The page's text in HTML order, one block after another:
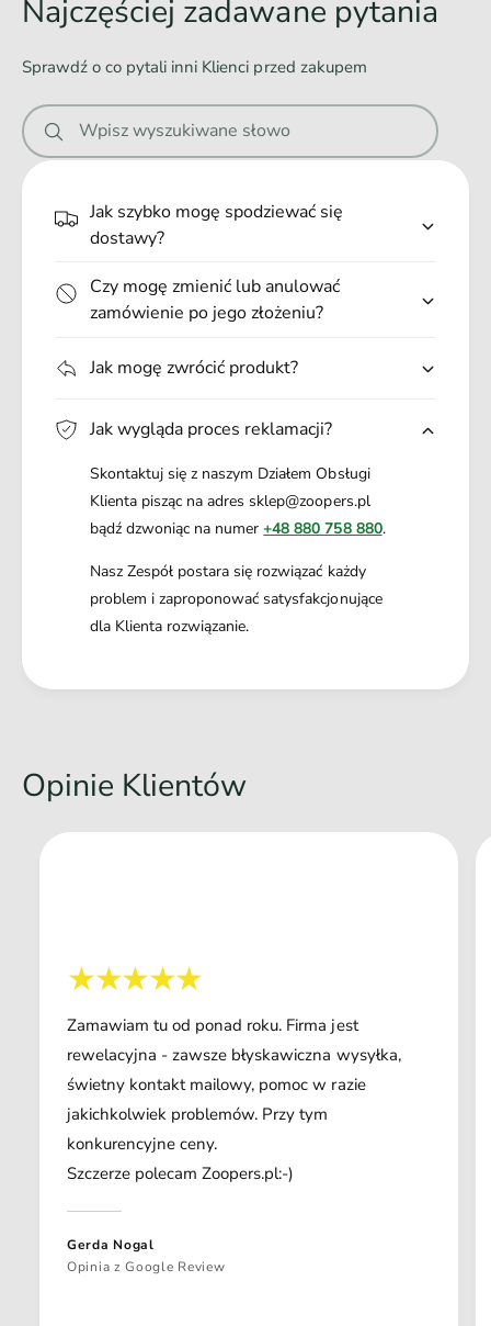
r
y
o
t
e
r
y
K
o
Opcje grawerowania, tylko drukowane litery:
rzędzie (ze spacjami)
w
i
e
Najczęściej zadawane pytania
Sprawdź o co pytali inni Klienci przed zakupem
Wpisz wyszukiwane słowo
Jak szybko mogę spodziewać się
dostawy?
Czy mogę zmienić lub anulować
zamówienie po jego złożeniu?
Jak mogę zwrócić produkt?
Jak wygląda proces reklamacji?
Skontaktuj się z naszym Działem Obsługi
Klienta pisząc na adres sklep@zoopers.pl
bądź dzwoniąc na numer+48 880 758 880.
Nasz Zespół postara się rozwiązać każdy
problem i zaproponować satysfakcjonujące
dla Klienta rozwiązanie.
Opinie Klientów
Zamawiam tu od ponad roku. Firma jest
rewelacyjna - zawsze błyskawiczna wysyłka,
świetny kontakt mailowy, pomoc w razie
jakichkolwiek problemów. Przy tym
konkurencyjne ceny.
Szczerze polecam Zoopers.pl:-)
Gerda Nogal
Opinia z Google Review